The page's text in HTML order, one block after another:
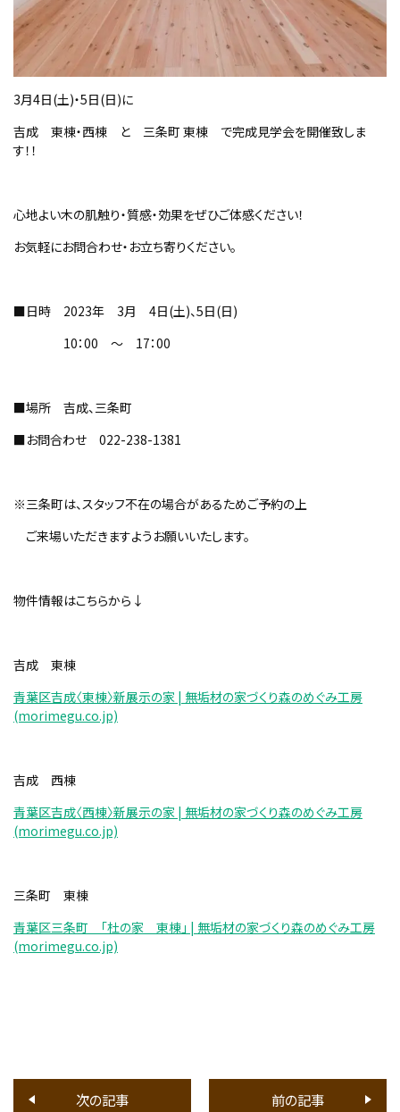
3月4日(土)・5日(日)に
吉成 東棟・西棟 と 三条町 東棟 で完成見学会を開催致しま
す！！
心地よい木の肌触り・質感・効果をぜひご体感ください！
お気軽にお問合わせ・お立ち寄りください。
■日時 2023年 3月 4日(土)、5日(日)
10：00 ～ 17：00
■場所 吉成、三条町
■お問合わせ 022-238-1381
※三条町は、スタッフ不在の場合があるためご予約の上
ご来場いただきますようお願いいたします。
物件情報はこちらから↓
吉成 東棟
青葉区吉成〈東棟〉新展示の家 | 無垢材の家づくり森のめぐみ工房
(morimegu.co.jp)
吉成 西棟
青葉区吉成〈西棟〉新展示の家 | 無垢材の家づくり森のめぐみ工房
(morimegu.co.jp)
三条町 東棟
青葉区三条町 「杜の家 東棟」 | 無垢材の家づくり森のめぐみ工房
(morimegu.co.jp)
次の記事 前の記事